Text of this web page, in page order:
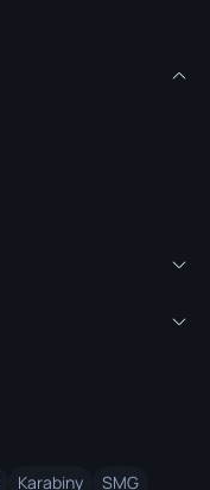
Karabiny SMG